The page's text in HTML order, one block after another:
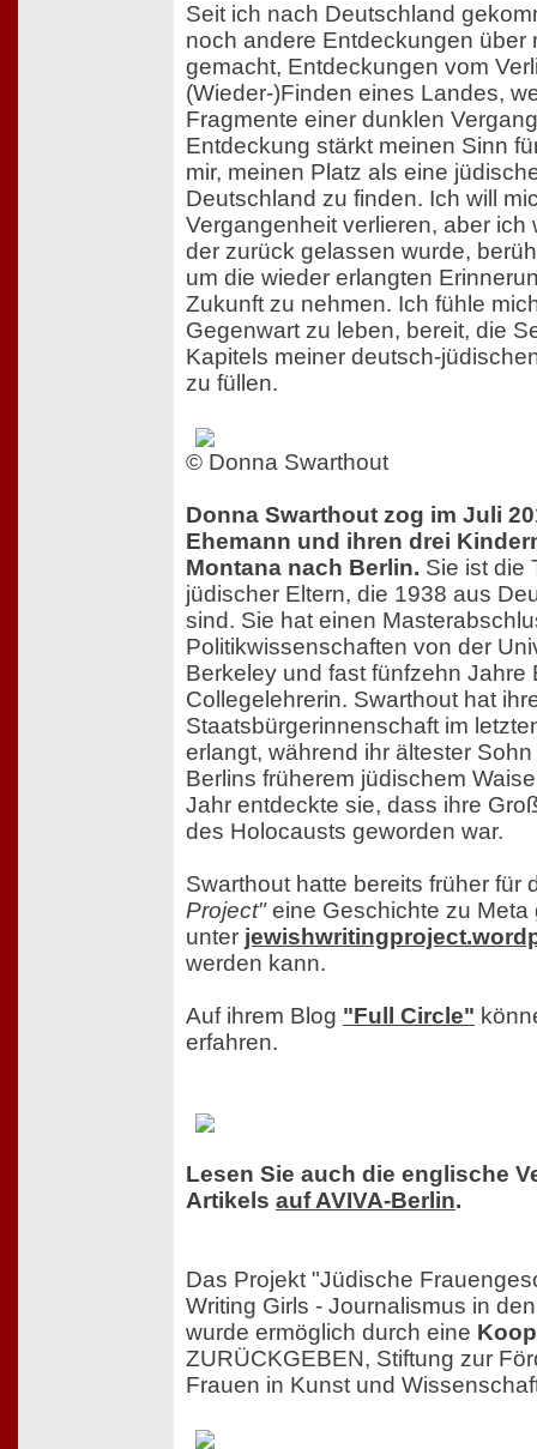
Seit ich nach Deutschland
noch andere Entdeckungen über
gemacht, Entdeckungen vom
(Wieder-)Finden eines Landes,
Fragmente einer dunklen
Entdeckung stärkt meinen Sinn
mir, meinen Platz als eine
Deutschland zu finden. Ich will
Vergangenheit verlieren, aber ich
der zurück gelassen wurde,
um die wieder erlangten
Zukunft zu nehmen. Ich fühle
Gegenwart zu leben, bereit, die
Kapitels meiner deutsch-
zu füllen.
© Donna Swarthout
Donna Swarthout zog im Juli
Ehemann und ihren drei
Montana nach Berlin. Sie ist die
jüdischer Eltern, die 1938 aus
sind. Sie hat einen
Politikwissenschaften von der
Berkeley und fast fünfzehn Jahre
Collegelehrerin. Swarthout hat
Staatsbürgerinnenschaft im
erlangt, während ihr ältester
Berlins früherem jüdischem
Jahr entdeckte sie, dass ihre
des Holocausts geworden war.
Swarthout hatte bereits früher für
Project"eine Geschichte zu Meta
unter
werden kann.
Auf ihrem Blog "Full Circle"
erfahren.
Lesen Sie auch die englische
Artikels auf AVIVA-Berlin.
Das Projekt "Jüdische
Writing Girls - Journalismus in
wurde ermöglich durch eine
ZURÜCKGEBEN, Stiftung zur
Frauen in Kunst und